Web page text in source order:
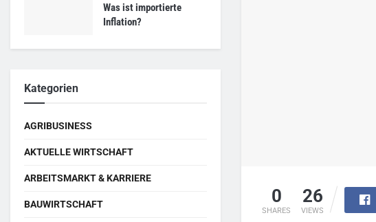
0
SHARES
26
VIEWS
Was ist importierte
Inflation?
Kategorien
AGRIBUSINESS
AKTUELLE WIRTSCHAFT
ARBEITSMARKT & KARRIERE
BAUWIRTSCHAFT